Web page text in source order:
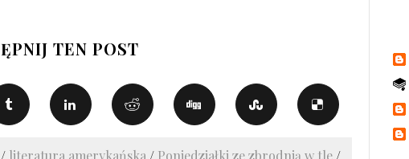
TEN POST
/ literatura amerykańska / Poniedziałki ze zbrodnią w tle /